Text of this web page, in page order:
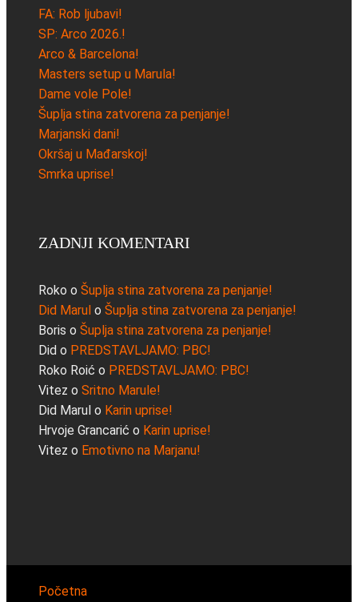
FA: Rob ljubavi!
SP: Arco 2026.!
Arco & Barcelona!
Masters setup u Marula!
Dame vole Pole!
Šuplja stina zatvorena za penjanje!
Marjanski dani!
Okršaj u Mađarskoj!
Smrka uprise!
ZADNJI KOMENTARI
Roko o Šuplja stina zatvorena za penjanje!
Did Marul o Šuplja stina zatvorena za penjanje!
Boris o Šuplja stina zatvorena za penjanje!
Did o PREDSTAVLJAMO: PBC!
Roko Roić o PREDSTAVLJAMO: PBC!
Vitez o Sritno Marule!
Did Marul o Karin uprise!
Hrvoje Grancarić o Karin uprise!
Vitez o Emotivno na Marjanu!
Početna